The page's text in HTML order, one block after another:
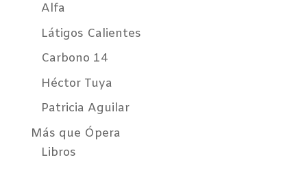
Alfa
Látigos Calientes
Carbono 14
Héctor Tuya
Patricia Aguilar
Más que Ópera
Libros